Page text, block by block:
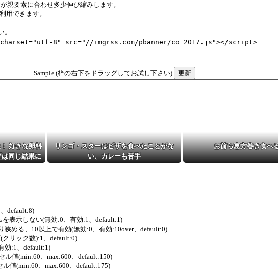
親要素に合わせ多少伸び縮みします。
用できます。
Sample (枠の右下をドラッグしてお試し下さい)
好きな卵料
同じ結果に
リンゴ・スターはピザを食べたことがな
い、カレーも苦手
お前ら恵方巻き食べ
default:8)
表示しない(無効:0、有効:1、default:1)
狭める、10以上で有効(無効:0、有効:10over、default:0)
クリック数):1、default:0)
効:1、default:1)
ル値(min:60、max:600、default:150)
値(min:60、max:600、default:175)